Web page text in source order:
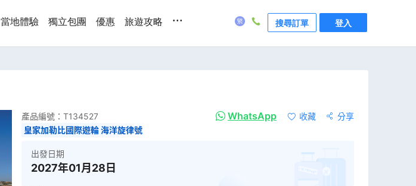
當地體驗 獨立包團 優惠 旅遊攻略 ... 搜尋訂單 登入
產品編號： T134527 WhatsApp 收藏
分享
皇家加勒比國際遊輪 海洋旋律號
出發日期
2027年01月28日